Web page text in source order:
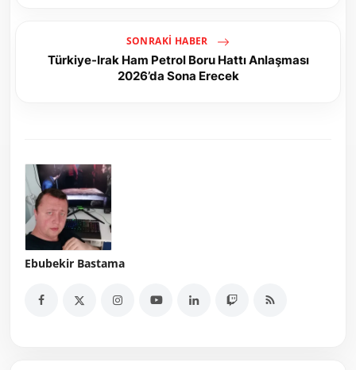
SONRAKI HABER
Türkiye-Irak Ham Petrol Boru Hattı Anlaşması
2026’da Sona Erecek
Ebubekir Bastama